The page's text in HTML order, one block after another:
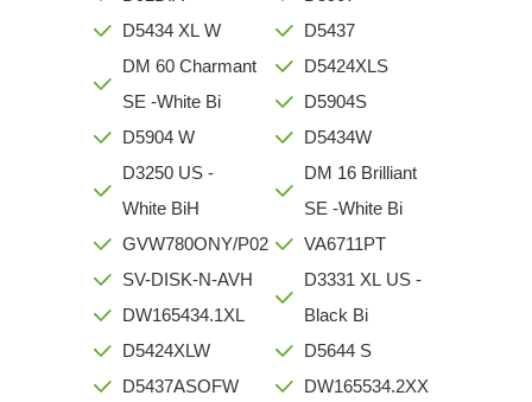
D5434 XL W
DM 60 Charmant
SE -White Bi
D5904 W
D3250 US -
White BiH
GVW780ONY/P02
SV-DISK-N-AVH
DW165434.1XL
D5424XLW
D5437ASOFW
D5437
D5424XLS
D5904S
D5434W
DM 16 Brilliant
SE -White Bi
VA6711PT
D3331 XL US -
Black Bi
D5644 S
DW165534.2XX